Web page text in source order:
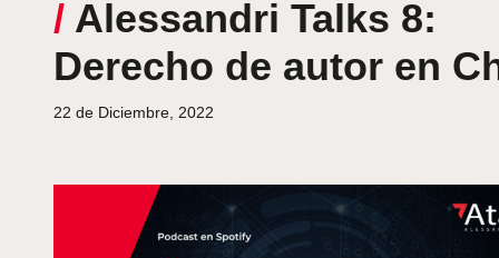
/ Alessandri Talks 8:
Derecho de autor en
22 de Diciembre, 2022